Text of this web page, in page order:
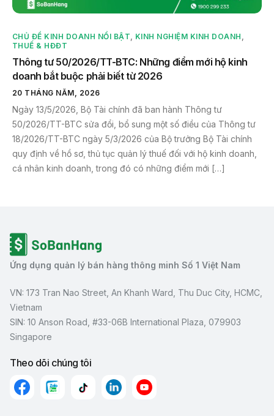
CHỦ ĐỀ KINH DOANH NỔI BẬT, KINH NGHIỆM KINH DOANH ,
THUẾ & HĐĐT
Thông tư 50/2026/TT-BTC: Những điểm mới hộ kinh
doanh bắt buộc phải biết từ 2026
20 THÁNG NĂM, 2026
Ngày 13/5/2026, Bộ Tài chính đã ban hành Thông tư
50/2026/TT-BTC sửa đổi, bổ sung một số điều của Thông tư
18/2026/TT-BTC ngày 5/3/2026 của Bộ trưởng Bộ Tài chính
quy định về hồ sơ, thủ tục quản lý thuế đối với hộ kinh doanh,
cá nhân kinh doanh, trong đó có những điểm mới […]
Ứng dụng quản lý bán hàng thông minh Số 1 Việt Nam
VN: 173 Tran Nao Street, An Khanh Ward, Thu Duc City, HCMC,
Vietnam
SIN: 10 Anson Road, #33-06B International Plaza, 079903
Singapore
Theo dõi chúng tôi